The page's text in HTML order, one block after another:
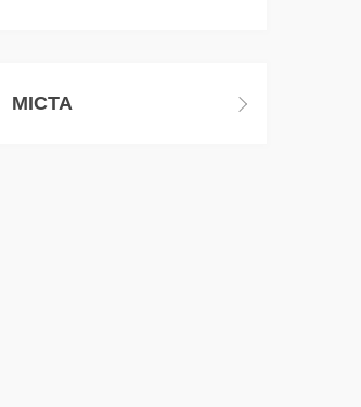
МІСТА